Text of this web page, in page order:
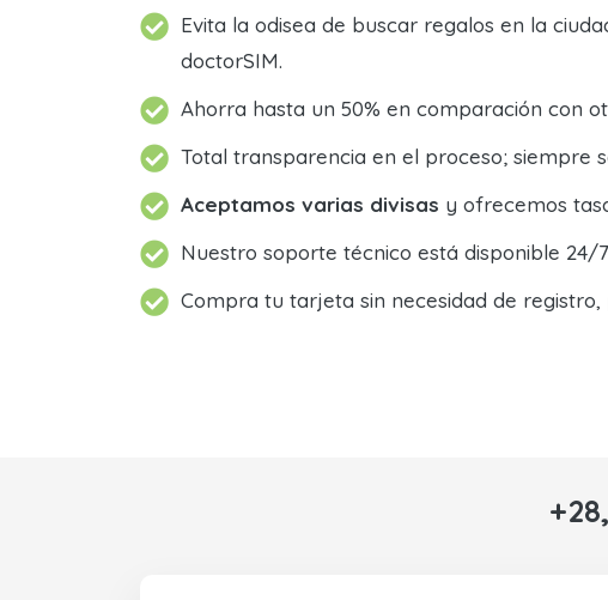
Evita la odisea de buscar regalos en la
doctorSIM.
Ahorra hasta un 50% en comparación con
Total transparencia en el proceso; siempre
Aceptamos varias divisas y ofrecemos
Nuestro soporte técnico está disponible
Compra tu tarjeta sin necesidad de